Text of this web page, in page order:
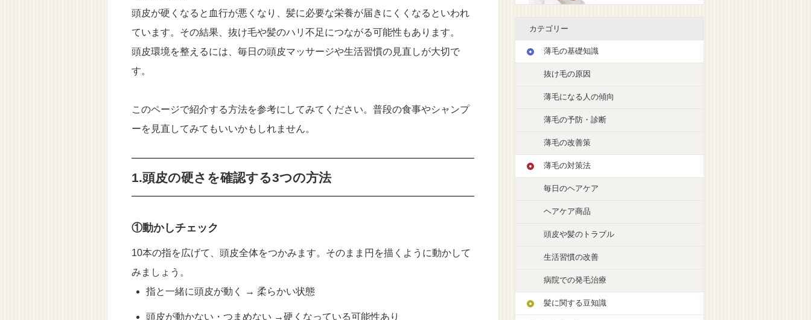
頭皮が硬くなると血行が悪くなり、髪に必要な栄養が届きにくくなるといわれ
ています。その結果、抜け毛や髪のハリ不足につながる可能性もあります。
頭皮環境を整えるには、毎日の頭皮マッサージや生活習慣の見直しが大切で
す。
このページで紹介する方法を参考にしてみてください。普段の食事やシャンプ
ーを見直してみてもいいかもしれません。
1.頭皮の硬さを確認する3つの方法
①動かしチェック
10本の指を広げて、頭皮全体をつかみます。そのまま円を描くように動かして
みましょう。
指と一緒に頭皮が動く → 柔らかい状態
頭皮が動かない・つまめない →硬くなっている可能性あり
カテゴリー
薄毛の基礎知識
抜け毛の原因
薄毛になる人の傾向
薄毛の予防・診断
薄毛の改善策
薄毛の対策法
毎日のヘアケア
ヘアケア商品
頭皮や髪のトラブル
生活習慣の改善
病院での発毛治療
髪に関する豆知識